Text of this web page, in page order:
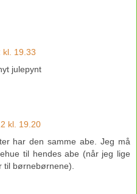
kl. 19.33
julepynt
kl. 19.20
har den samme abe. Jeg må
til hendes abe (når jeg lige
børnebørnene).